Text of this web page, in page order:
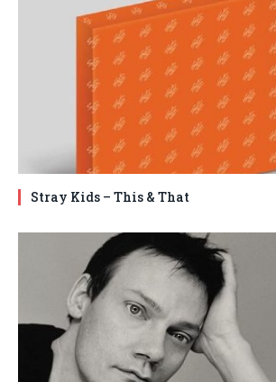
Stray Kids – This & That